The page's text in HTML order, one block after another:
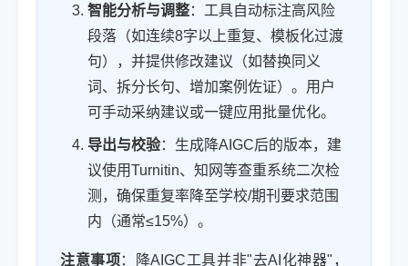
智能分析与调整：工具自动标注高风险
段落（如连续8字以上重复、模板化过渡
句），并提供修改建议（如替换同义
词、拆分长句、增加案例佐证）。用户
可手动采纳建议或一键应用批量优化。
导出与校验：生成降AIGC后的版本，建
议使用Turnitin、知网等查重系统二次检
测，确保重复率降至学校/期刊要求范围
内（通常≤15%）。
注意事项 ：降AIGC工具并非"去AI化神器"，